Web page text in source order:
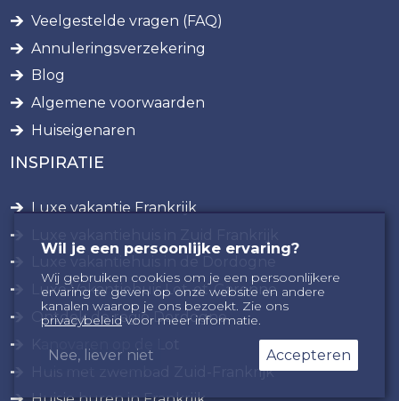
Veelgestelde vragen (FAQ)
Annuleringsverzekering
Blog
Algemene voorwaarden
Huiseigenaren
INSPIRATIE
Luxe vakantie Frankrijk
Luxe Vakantiehuis Lot-et-Garonne
Ontdek de regio Dordogne
Huis met zwembad Zuid-Frankrijk
Wil je een persoonlijke ervaring?
Wij gebruiken cookies om je een persoonlijkere
ervaring te geven op onze website en andere
kanalen waarop je ons bezoekt. Zie ons
privacybeleid voor meer informatie.
Nee, liever niet Accepteren